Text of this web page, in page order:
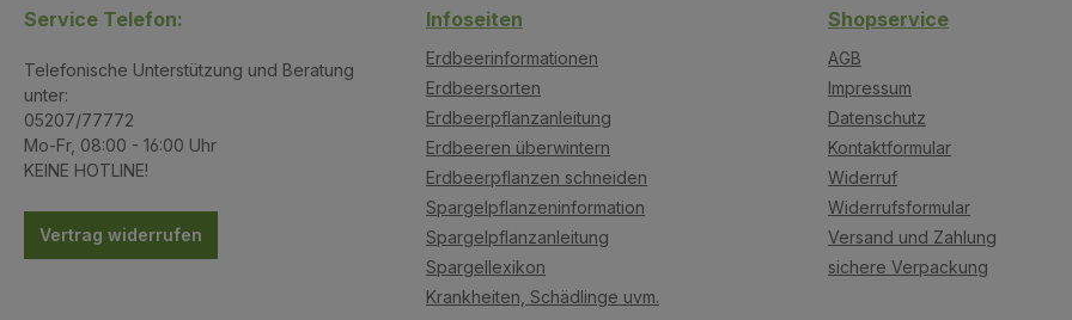
Service Telefon:
Telefonische Unterstützung und Beratung
unter:
05207/77772
Mo-Fr, 08:00 - 16:00 Uhr
KEINE HOTLINE!
Vertrag widerrufen
Infoseiten
Erdbeerinformationen
Erdbeersorten
Erdbeerpflanzanleitung
Erdbeeren überwintern
Erdbeerpflanzen schneiden
Spargelpflanzeninformation
Spargelpflanzanleitung
Spargellexikon
Krankheiten, Schädlinge uvm.
Shopservice
AGB
Impressum
Datenschutz
Kontaktformular
Widerruf
Widerrufsformular
Versand und Zahlung
sichere Verpackung